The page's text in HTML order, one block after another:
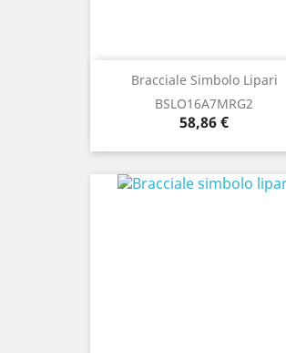
Bracciale Simbolo Lipari
BSLO16A7MRG2
Prezzo
58,86 €